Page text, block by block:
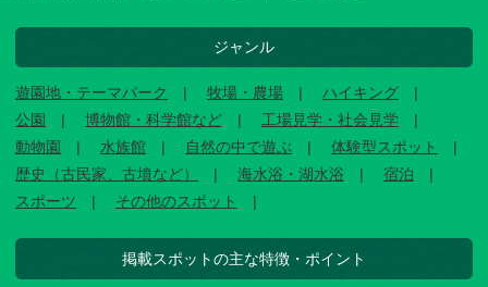
ジャンル
遊園地・テーマパーク 牧場・農場
ハイキング
公園
博物館・科学館など
工場見学・社会見学
動物園
水族館 自然の中で遊ぶ
体験型スポット
歴史（古民家、古墳など）
海水浴・湖水浴
宿泊
スポーツ
その他のスポット
掲載スポットの主な特徴・ポイント